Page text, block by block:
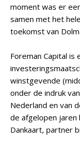
moment was er
samen met het
toekomst van
Foreman Capital is
winstgevende
onder de indruk
Nederland en van
de afgelopen
Dankaart, partner